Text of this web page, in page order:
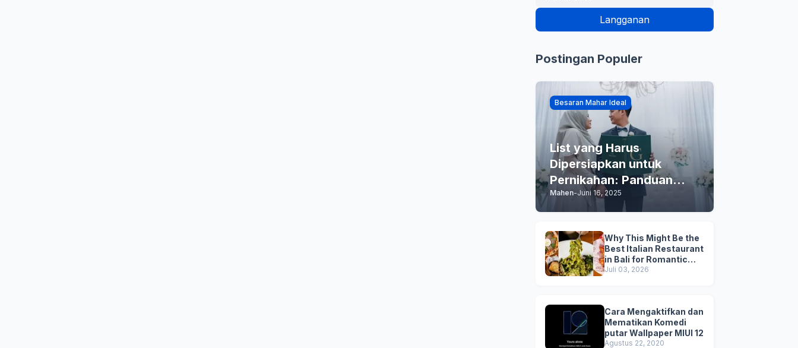
Postingan Populer
Besaran Mahar Ideal
List yang Harus
Dipersiapkan untuk
Pernikahan: Panduan
Praktis Anda
Mahen-Juni 16, 2025
Why This Might Be the
Best Italian Restaurant
in Bali for Romantic
Dinner, Family Dinner,
Juli 03, 2026
Cara Mengaktifkan dan
Mematikan Komedi
putar Wallpaper MIUI 12
Agustus 22, 2020